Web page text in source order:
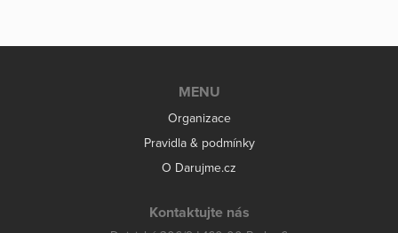
MENU
Organizace
Pravidla & podmínky
O Darujme.cz
Kontaktujte nás